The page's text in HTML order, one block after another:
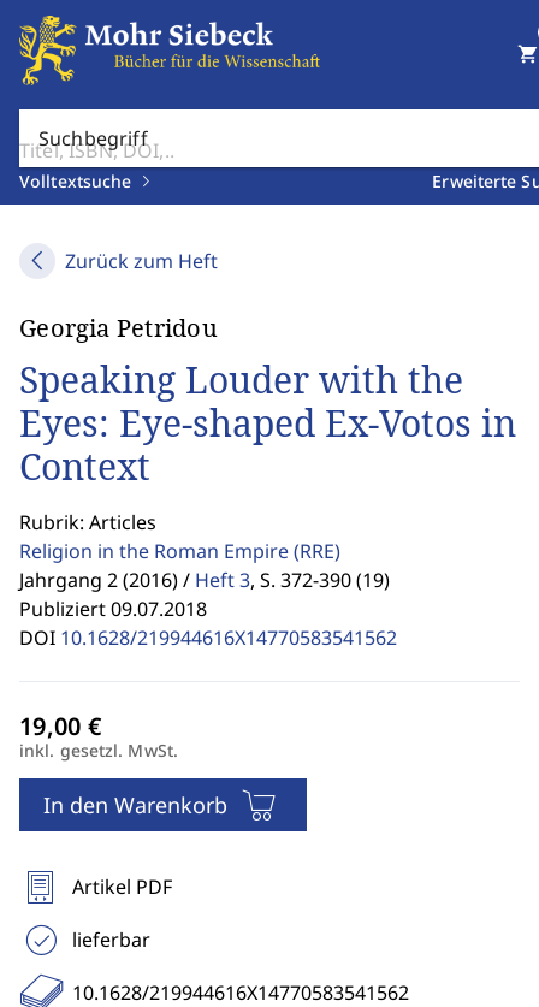
Suchbegriff
Volltextsuche Erweiterte
shopping_cart
Zurück zum Heft
Georgia Petridou
Speaking Louder with the
Eyes: Eye-shaped Ex-Votos in
Context
Rubrik: Articles
Religion in the Roman Empire(RRE)
Jahrgang 2 (2016) / Heft 3, S. 372-390 (19)
Publiziert 09.07.2018
DOI 10.1628/219944616X14770583541562
inkl. gesetzl. MwSt.
In den Warenkorb
Artikel PDF
lieferbar
10.1628/219944616X14770583541562